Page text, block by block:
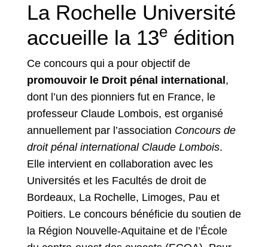
La Rochelle Université
accueille la 13e édition
Ce concours qui a pour objectif de
promouvoir le Droit pénal international ,
dont l’un des pionniers fut en France, le
professeur Claude Lombois, est organisé
annuellement par l’association Concours de
droit pénal international Claude Lombois.
Elle intervient en collaboration avec les
Universités et les Facultés de droit de
Bordeaux, La Rochelle, Limoges, Pau et
Poitiers. Le concours bénéficie du soutien de
la Région Nouvelle-Aquitaine et de l’École